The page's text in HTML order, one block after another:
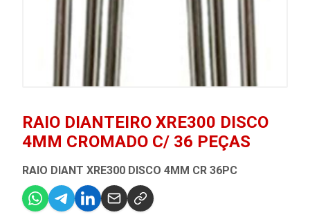
RAIO DIANTEIRO XRE300 DISCO
4MM CROMADO C/ 36 PEÇAS
RAIO DIANT XRE300 DISCO 4MM CR 36PC